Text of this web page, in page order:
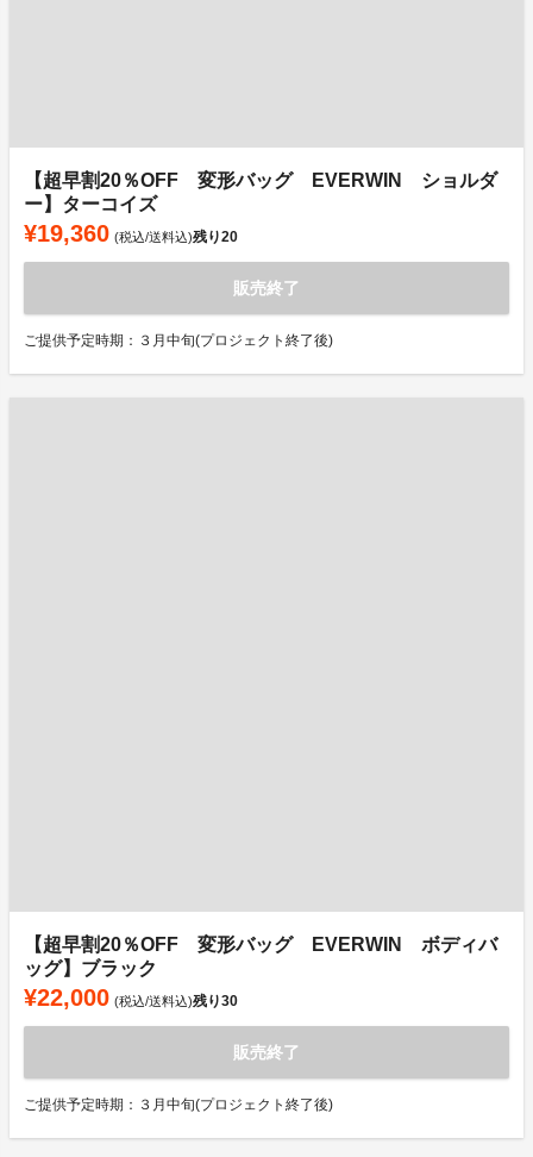
【超早割20％OFF 変形バッグ EVERWIN ショルダ
ー】ターコイズ
¥19,360 (税込/送料込)残り20
販売終了
ご提供予定時期：３月中旬(プロジェクト終了後)
【超早割20％OFF 変形バッグ EVERWIN ボディバ
ッグ】ブラック
¥22,000 (税込/送料込)残り30
販売終了
ご提供予定時期：３月中旬(プロジェクト終了後)